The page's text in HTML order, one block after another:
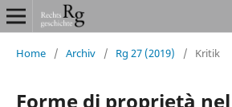
Home / Archiv / Rg 27 (2019) / Kritik
Forme di proprietà